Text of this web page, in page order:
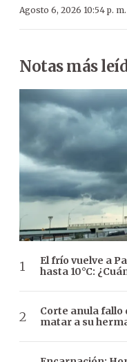
Agosto 6, 2026 10:54 p. m.
Notas más
El frío vuelve a
hasta 10°C:
Corte anula fallo
matar a su